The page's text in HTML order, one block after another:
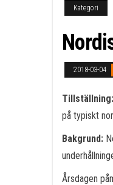
Kategori
2018-03-04
Tillställning:
på typiskt
Bakgrund:
Årsdagen